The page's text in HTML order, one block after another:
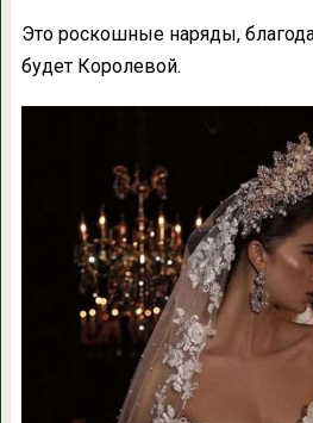
Это роскошные наряды,
будет Королевой.